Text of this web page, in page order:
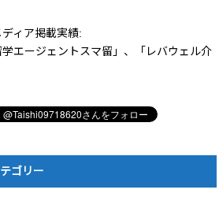
ディア掲載実績:
学エージェントスマ留」、「レバウェル介
ゴリー